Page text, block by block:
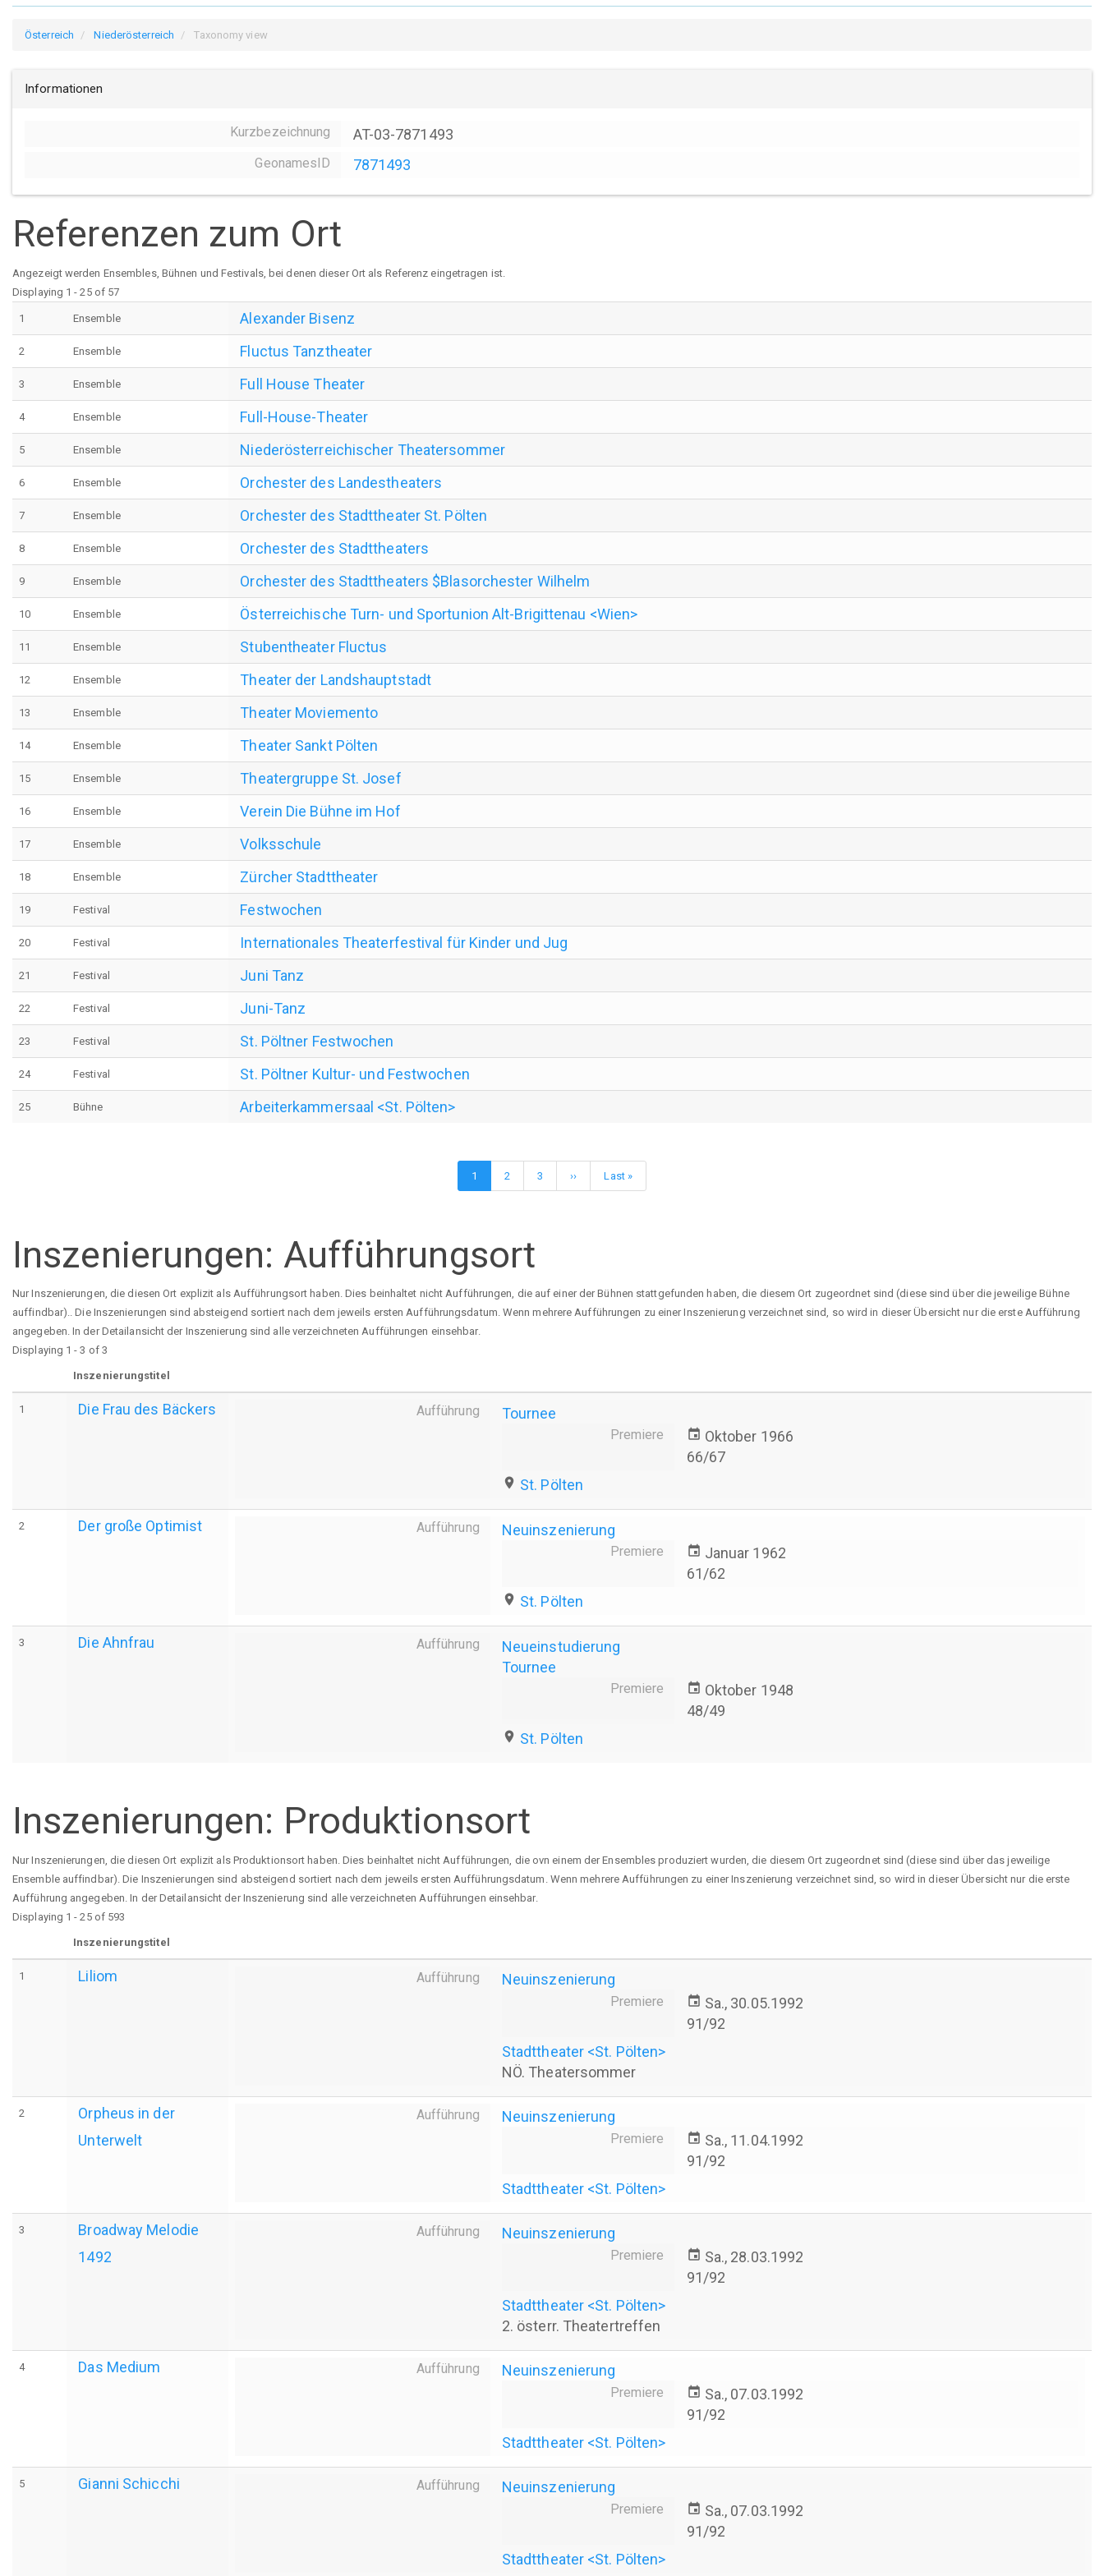
Österreich Niederösterreich Taxonomy view
Informationen
Kurzbezeichnung AT-03-7871493
GeonamesID 7871493
Referenzen zum Ort
Angezeigt werden Ensembles, Bühnen und Festivals, bei denen dieser Ort als Referenz eingetragen ist.
Displaying 1 - 25 of 57
1 Ensemble Alexander Bisenz
2 Ensemble Fluctus Tanztheater
3 Ensemble Full House Theater
4 Ensemble Full-House-Theater
5 Ensemble Niederösterreichischer Theatersommer
6 Ensemble Orchester des Landestheaters
7 Ensemble Orchester des Stadttheater St. Pölten
8 Ensemble Orchester des Stadttheaters
9 Ensemble Orchester des Stadttheaters $Blasorchester Wilhelm
10 Ensemble Österreichische Turn- und Sportunion Alt-Brigittenau <Wien>
11 Ensemble Stubentheater Fluctus
12 Ensemble Theater der Landshauptstadt
13 Ensemble Theater Moviemento
14 Ensemble Theater Sankt Pölten
15 Ensemble Theatergruppe St. Josef
16 Ensemble Verein Die Bühne im Hof
17 Ensemble Volksschule
18 Ensemble Zürcher Stadttheater
19 Festival Festwochen
20 Festival Internationales Theaterfestival für Kinder und Jug
21 Festival Juni Tanz
22 Festival Juni-Tanz
23 Festival St. Pöltner Festwochen
24 Festival St. Pöltner Kultur- und Festwochen
25 Bühne Arbeiterkammersaal <St. Pölten>
Aktuelle
Seite
1 Page
2 Page
3
Nächste
Seite
››
Letzte
Seite
Last »
Inszenierungen: Aufführungsort
Nur Inszenierungen, die diesen Ort explizit als Aufführungsort haben. Dies beinhaltet nicht Aufführungen, die auf einer der Bühnen stattgefunden haben, die diesem Ort zugeordnet sind (diese sind über die jeweilige Bühne
auffindbar).. Die Inszenierungen sind absteigend sortiert nach dem jeweils ersten Aufführungsdatum. Wenn mehrere Aufführungen zu einer Inszenierung verzeichnet sind, so wird in dieser Übersicht nur die erste Aufführung
angegeben. In der Detailansicht der Inszenierung sind alle verzeichneten Aufführungen einsehbar.
Displaying 1 - 3 of 3
Inszenierungstitel
1 Die Frau des Bäckers Aufführung Tournee
Premiere event Oktober 1966
66/67
place St. Pölten
2 Der große Optimist Aufführung Neuinszenierung
Premiere event Januar 1962
61/62
place St. Pölten
3 Die Ahnfrau Aufführung
Neueinstudierung
Tournee
Premiere event Oktober 1948
48/49
place St. Pölten
Inszenierungen: Produktionsort
Nur Inszenierungen, die diesen Ort explizit als Produktionsort haben. Dies beinhaltet nicht Aufführungen, die ovn einem der Ensembles produziert wurden, die diesem Ort zugeordnet sind (diese sind über das jeweilige
Ensemble auffindbar). Die Inszenierungen sind absteigend sortiert nach dem jeweils ersten Aufführungsdatum. Wenn mehrere Aufführungen zu einer Inszenierung verzeichnet sind, so wird in dieser Übersicht nur die erste
Aufführung angegeben. In der Detailansicht der Inszenierung sind alle verzeichneten Aufführungen einsehbar.
Displaying 1 - 25 of 593
Inszenierungstitel
1 Liliom Aufführung Neuinszenierung
Premiere event Sa., 30.05.1992
91/92
Stadttheater <St. Pölten>
NÖ. Theatersommer
2
Orpheus in der
Unterwelt
Aufführung Neuinszenierung
Premiere event Sa., 11.04.1992
91/92
Stadttheater <St. Pölten>
3
Broadway Melodie
1492
Aufführung Neuinszenierung
Premiere event Sa., 28.03.1992
91/92
Stadttheater <St. Pölten>
2. österr. Theatertreffen
4 Das Medium Aufführung Neuinszenierung
Premiere event Sa., 07.03.1992
91/92
Stadttheater <St. Pölten>
5 Gianni Schicchi Aufführung Neuinszenierung
Premiere event Sa., 07.03.1992
91/92
Stadttheater <St. Pölten>